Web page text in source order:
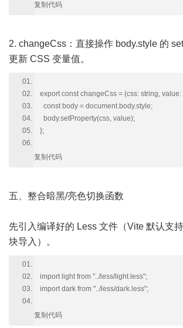
复制代码
2. changeCss：直接操作 body.style 的
更新 CSS 变量值。
export const changeCss = (css: string, value:
const body = document.body.style;
body.setProperty(css, value);
};
复制代码
五、整合暗黑/亮色切换函数
先引入编译好的 Less 文件（Vite 默认支
块导入）。
import light from "../less/light.less";
import dark from "../less/dark.less";
复制代码